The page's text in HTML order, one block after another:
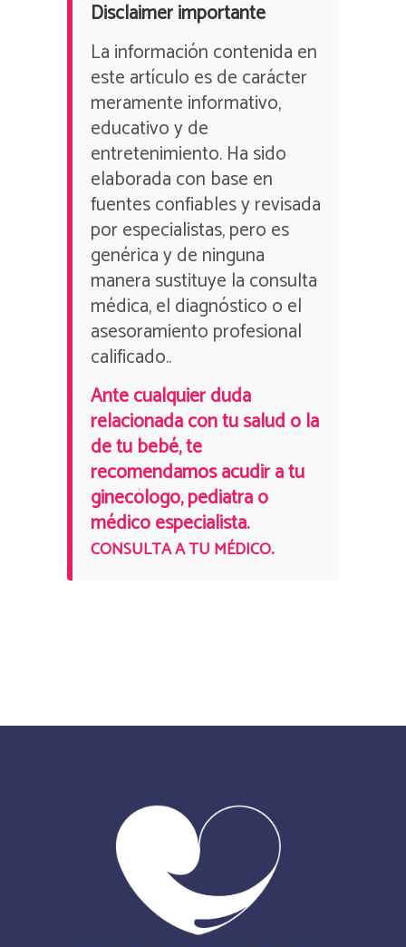
Disclaimer importante
La información contenida en
este artículo es de carácter
meramente informativo,
educativo y de
entretenimiento. Ha sido
elaborada con base en
fuentes confiables y revisada
por especialistas, pero es
genérica y de ninguna
manera sustituye la consulta
médica, el diagnóstico o el
asesoramiento profesional
calificado..
Ante cualquier duda
relacionada con tu salud o la
de tu bebé, te
recomendamos acudir a tu
ginecólogo, pediatra o
médico especialista.
CONSULTA A TU MÉDICO.